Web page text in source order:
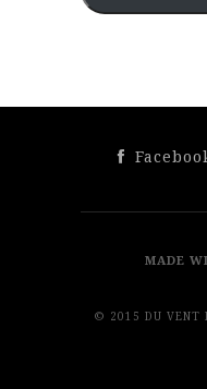
MADE
© 2015 DU VENT